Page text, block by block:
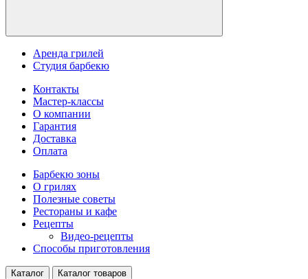
Аренда грилей
Студия барбекю
Контакты
Мастер-классы
О компании
Гарантия
Доставка
Оплата
Барбекю зоны
О грилях
Полезные советы
Рестораны и кафе
Рецепты
Видео-рецепты
Способы приготовления
Каталог Каталог товаров